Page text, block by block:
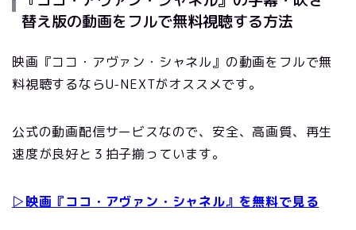
替え版の動画をフルで無料視聴する方法
映画『ココ・アヴァン・シャネル』の動画をフルで無
料視聴するならU-NEXTがオススメです。
公式の動画配信サービスなので、安全、高画質、再生
速度が良好と３拍子揃っています。
▷映画『ココ・アヴァン・シャネル』を無料で見る